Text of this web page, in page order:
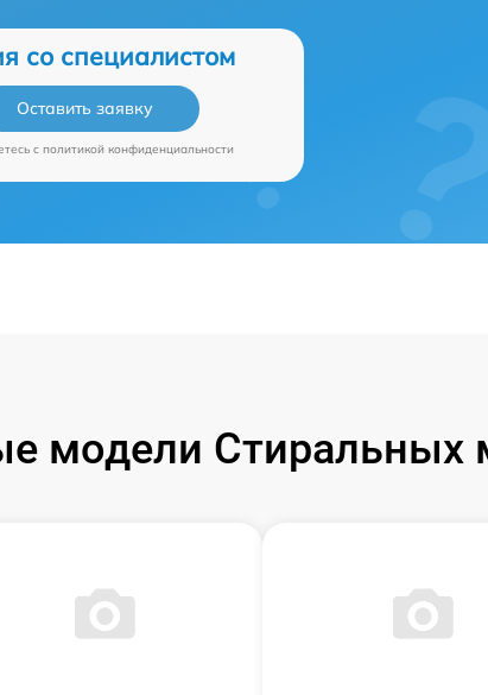
со специалистом
Оставить заявку
c политикой конфиденциальности
модели Стиральных